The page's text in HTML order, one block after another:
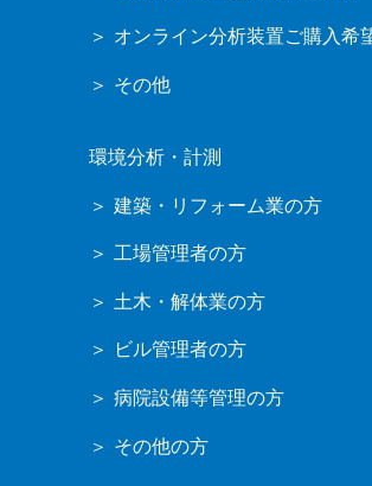
オンライン分析装置ご購入希
その他
環境分析・計測
建築・リフォーム業の方
工場管理者の方
土木・解体業の方
ビル管理者の方
病院設備等管理の方
その他の方